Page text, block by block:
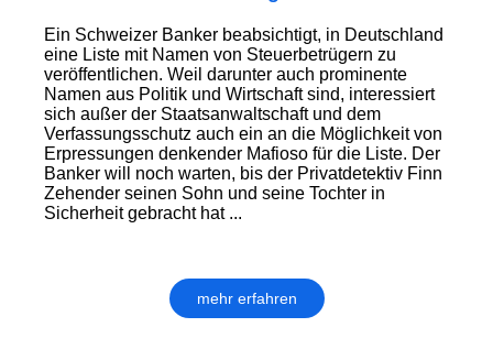
Ein Schweizer Banker beabsichtigt, in Deutschland
eine Liste mit Namen von Steuerbetrügern zu
veröffentlichen. Weil darunter auch prominente
Namen aus Politik und Wirtschaft sind, interessiert
sich außer der Staatsanwaltschaft und dem
Verfassungsschutz auch ein an die Möglichkeit von
Erpressungen denkender Mafioso für die Liste. Der
Banker will noch warten, bis der Privatdetektiv Finn
Zehender seinen Sohn und seine Tochter in
Sicherheit gebracht hat ...
mehr erfahren